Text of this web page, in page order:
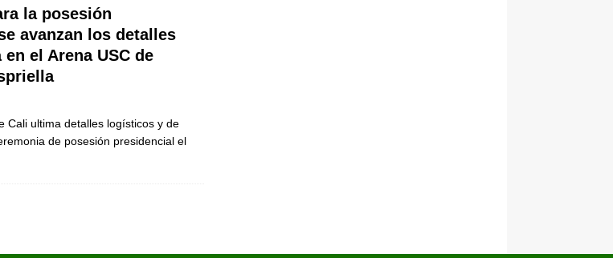
la posesión
avanzan los detalles
el Arena USC de
Cali ultima detalles logísticos y de
de posesión presidencial el